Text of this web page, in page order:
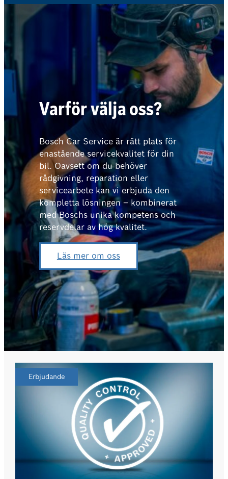
Varför välja oss?
Bosch Car Service är rätt plats för
enastående servicekvalitet för din
bil. Oavsett om du behöver
rådgivning, reparation eller
servicearbete kan vi erbjuda den
kompletta lösningen – kombinerat
med Boschs unika kompetens och
reservdelar av hög kvalitet.
Läs mer om oss
Erbjudande